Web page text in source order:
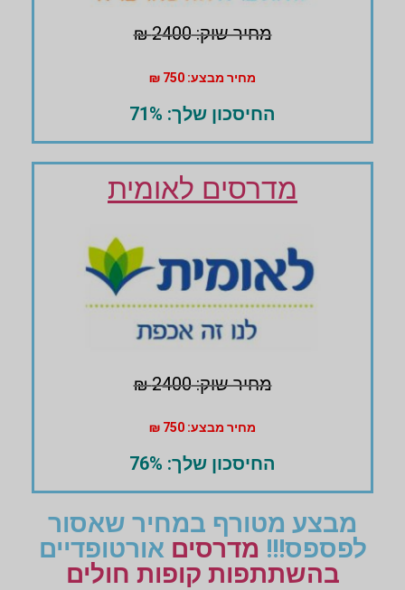
מחיר שוק: 2400 ₪
מחיר מבצע: 750 ₪
החיסכון שלך: 71%
מדרסים לאומית
מחיר שוק: 2400 ₪
מחיר מבצע: 750 ₪
החיסכון שלך: 76%
מבצע מטורף במחיר שאסור
לפספס!!! מדרסים אורטופדיים
בהשתתפות קופות חולים